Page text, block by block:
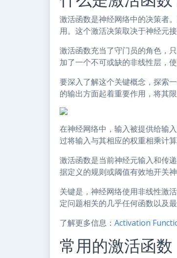
激活函数是神经网络中的决策者
用。这个激活决策取决于神经元
激活函数充当了守门员的角色，
加了一个不可或缺的非线性层，
要深入了解这个关键概念，探索
的输出方面起着重要作用，将其
在神经网络中，输入被提供给输
过将输入与其相应的权重相乘计
激活函数是当前神经元输入和传
据定义的规则或阈值有效地开关神
关键是，神经网络使用非线性激
定问题相关的几乎任何函数以及
了解更多信息： Activation
常用的激活函数